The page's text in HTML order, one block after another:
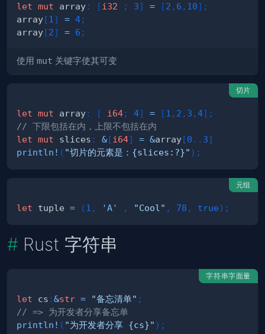
let mut array: [i32 ; 3] = [2 , 6 , 10] ;
array[1 ] = 4;
array[2] = 6 ;
使用 mut 关键字使其可变
切片
let mut array: [ i64; 4] = [1 , 2 , 3 ,4] ;
// 下限包括在内，上限不包括在内
let mut slices : &[i64] = &array[0 .. 3]
println! ( "切片的元素是：{slices:?}" ) ;
元组
let tuple = (1 , 'A' , "Cool" , 78 , true) ;
Rust 字符串
字符串字面量
let cs :&str = "备忘清单" ;
// => 为开发者分享备忘单
println! ( "为开发者分享 {cs}" ) ;